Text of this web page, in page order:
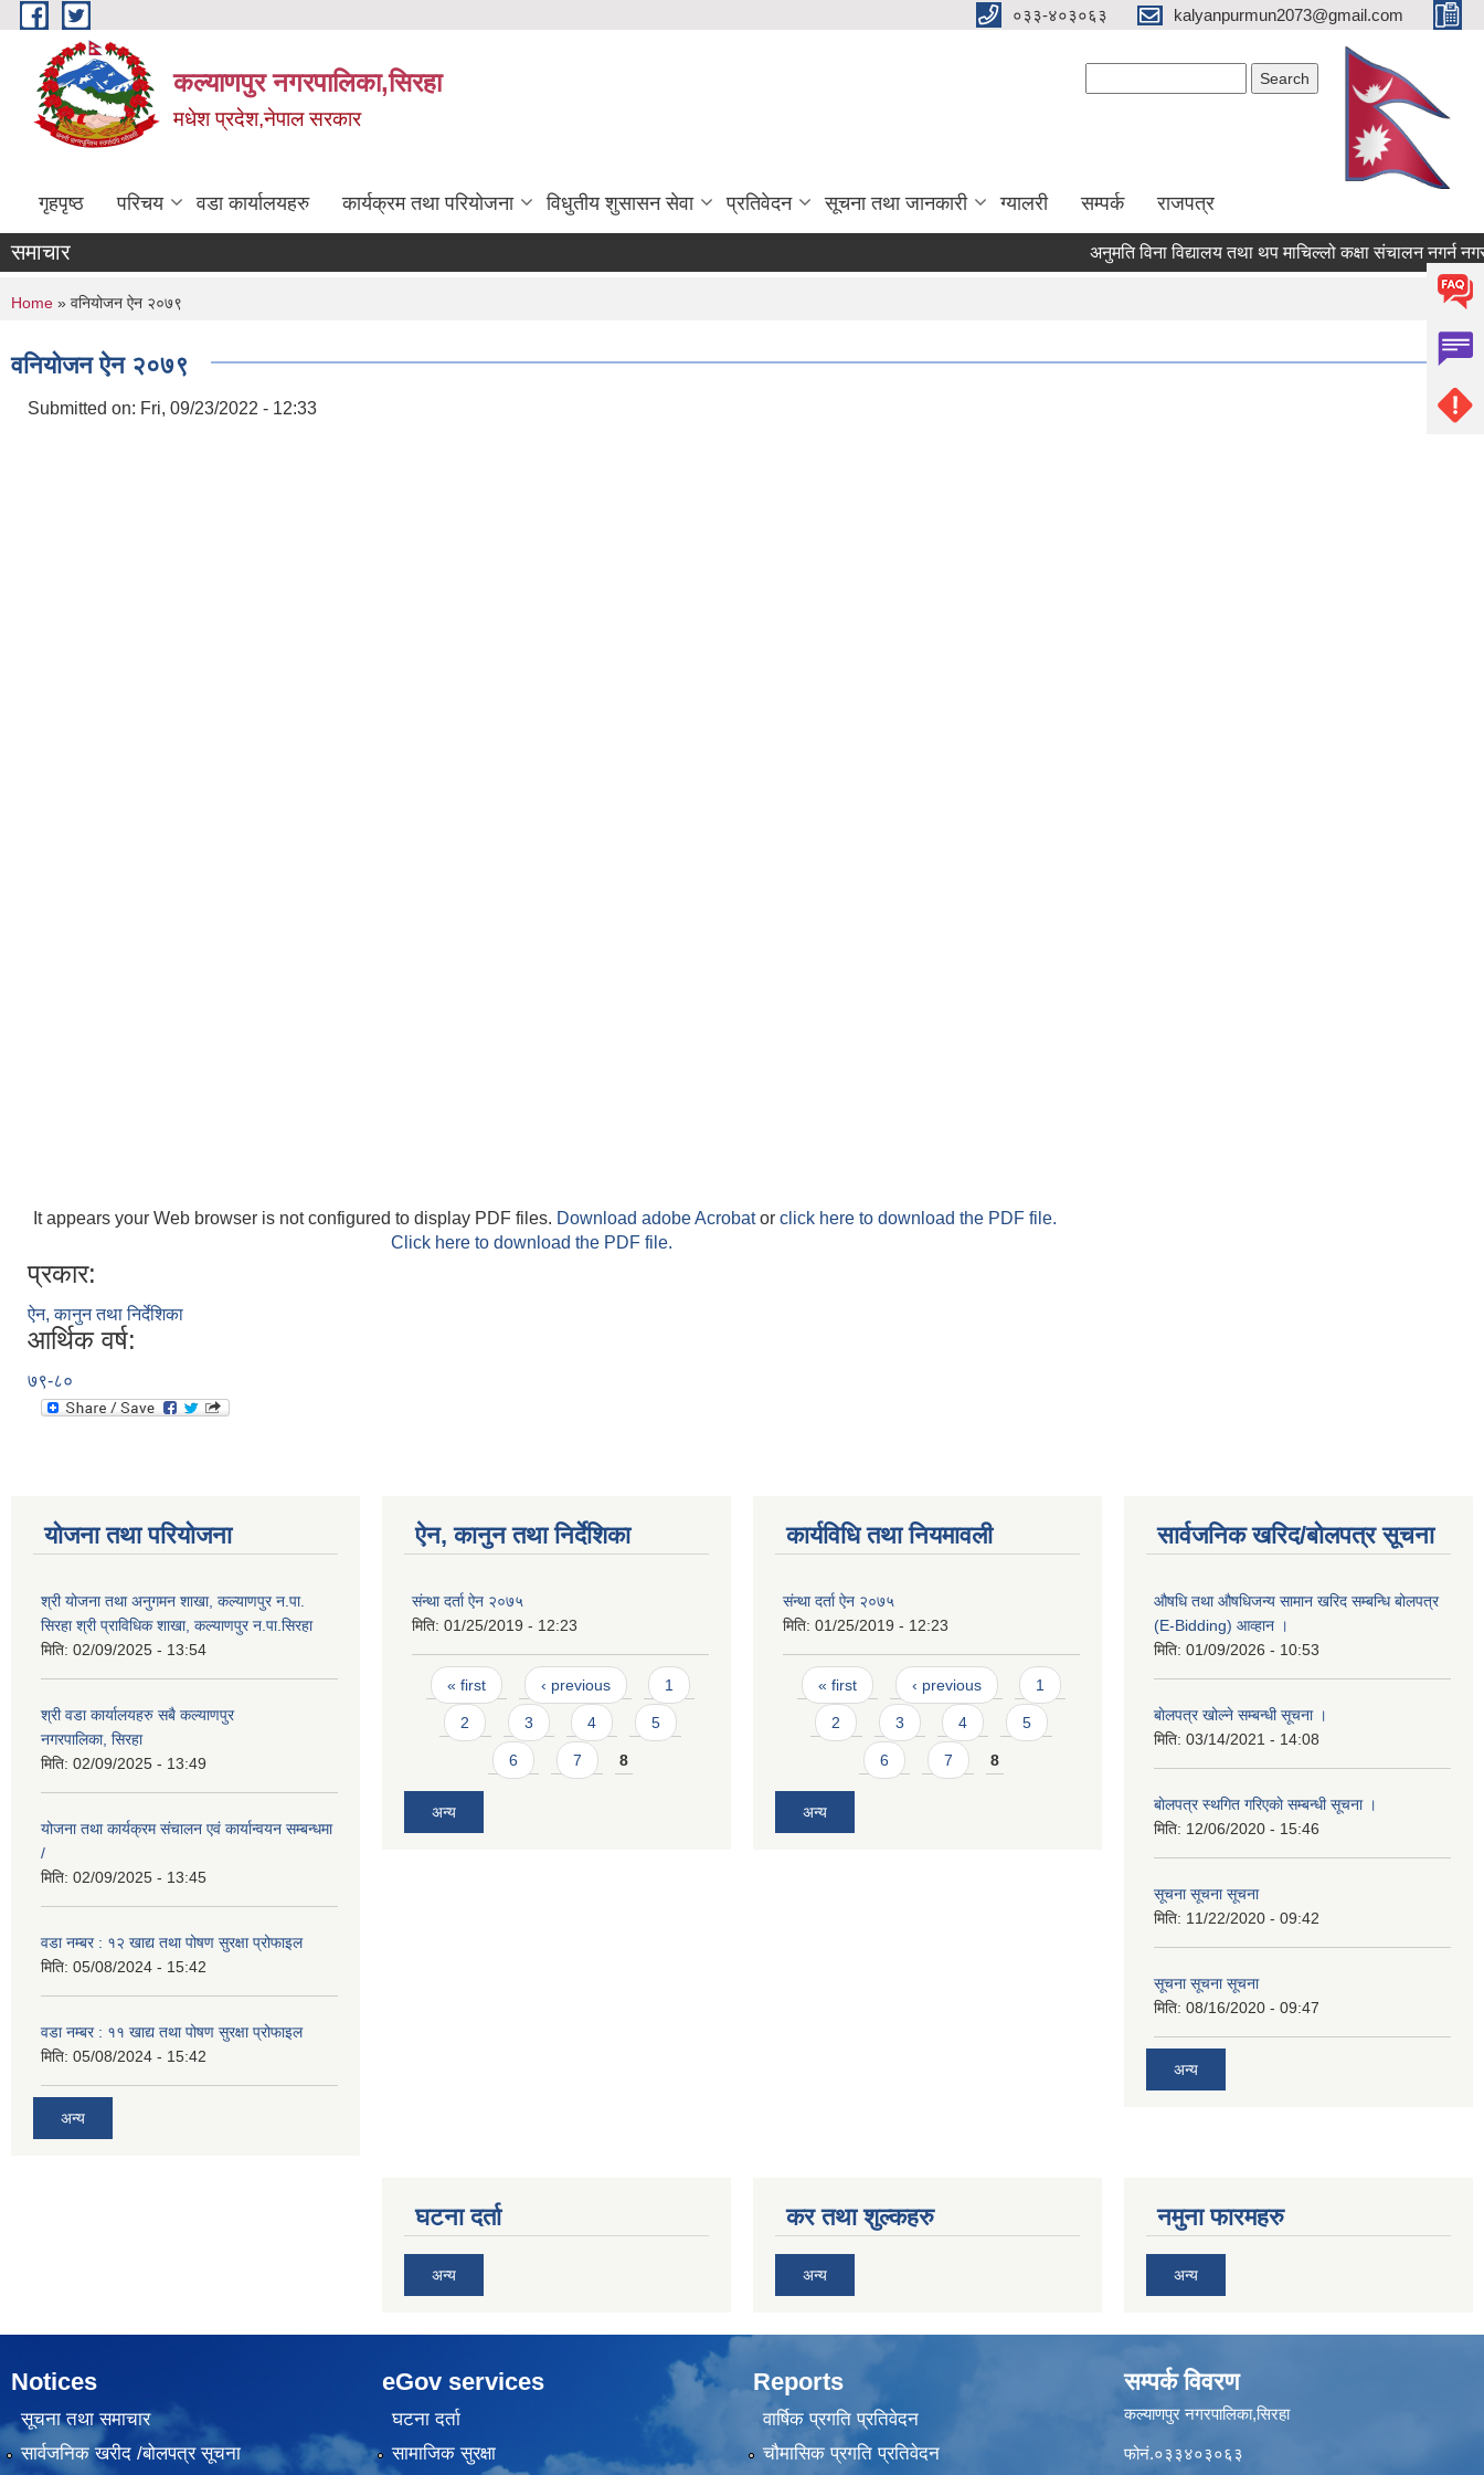
Skip to main content ०३३-४०३०६३ kalyanpurmun2073@gmail.com
कल्याणपुर नगरपालिका,सिरहा
मधेश प्रदेश,नेपाल सरकार
गृहपृष्ठ परिचय वडा कार्यालयहरु कार्यक्रम तथा परियोजना विधुतीय शुसासन सेवा प्रतिवेदन सूचना तथा जानकारी ग्यालरी सम्पर्क राजपत्र
समाचार अनुमति विना विद्यालय तथा थप माचिल्लो कक्षा संचालन नगर्न
You are here
Home » वनियोजन ऐन २०७९
वनियोजन ऐन २०७९
Submitted on: Fri, 09/23/2022 - 12:33
It appears your Web browser is not configured to display PDF files. Download adobe Acrobator click here to download the PDF file.
Click here to download the PDF file.
प्रकार:
ऐन, कानुन तथा निर्देशिका
आर्थिक वर्ष:
७९-८०
योजना तथा परियोजना
श्री योजना तथा अनुगमन शाखा, कल्याणपुर न.पा.
सिरहा श्री प्राविधिक शाखा, कल्याणपुर न.पा.सिरहा
मिति: 02/09/2025 - 13:54
श्री वडा कार्यालयहरु सबै कल्याणपुर
नगरपालिका, सिरहा
मिति: 02/09/2025 - 13:49
योजना तथा कार्यक्रम संचालन एवं कार्यान्वयन सम्बन्धमा
/
मिति: 02/09/2025 - 13:45
वडा नम्बर : १२ खाद्य तथा पोषण सुरक्षा प्रोफाइल
मिति: 05/08/2024 - 15:42
वडा नम्बर : ११ खाद्य तथा पोषण सुरक्षा प्रोफाइल
मिति: 05/08/2024 - 15:42
अन्य
ऐन, कानुन तथा निर्देशिका
संन्था दर्ता ऐन २०७५
मिति: 01/25/2019 - 12:23
Pages
« first ‹ previous 1
2 3 4 5
6 7 8
अन्य
कार्यविधि तथा नियमावली
संन्था दर्ता ऐन २०७५
मिति: 01/25/2019 - 12:23
Pages
« first ‹ previous 1
2 3 4 5
6 7 8
अन्य
सार्वजनिक खरिद/बोलपत्र सूचना
औषधि तथा औषधिजन्य सामान खरिद सम्बन्धि बोलपत्र
(E-Bidding) आव्हान ।
मिति: 01/09/2026 - 10:53
बाेलपत्र खोल्ने सम्बन्धी सूचना ।
मिति: 03/14/2021 - 14:08
बाेलपत्र स्थगित गरिएकाे सम्बन्धी सूचना ।
मिति: 12/06/2020 - 15:46
सूचना सूचना सूचना
मिति: 11/22/2020 - 09:42
सूचना सूचना सूचना
मिति: 08/16/2020 - 09:47
अन्य
घटना दर्ता
अन्य
कर तथा शुल्कहरु
अन्य
नमुना फारमहरु
अन्य
Notices
सूचना तथा समाचार
सार्वजनिक खरीद /बोलपत्र सूचना
eGov services
घटना दर्ता
सामाजिक सुरक्षा
Reports
वार्षिक प्रगति प्रतिवेदन
चौमासिक प्रगति प्रतिवेदन
सम्पर्क विवरण
कल्याणपुर नगरपालिका,सिरहा
फोनं.०३३४०३०६३